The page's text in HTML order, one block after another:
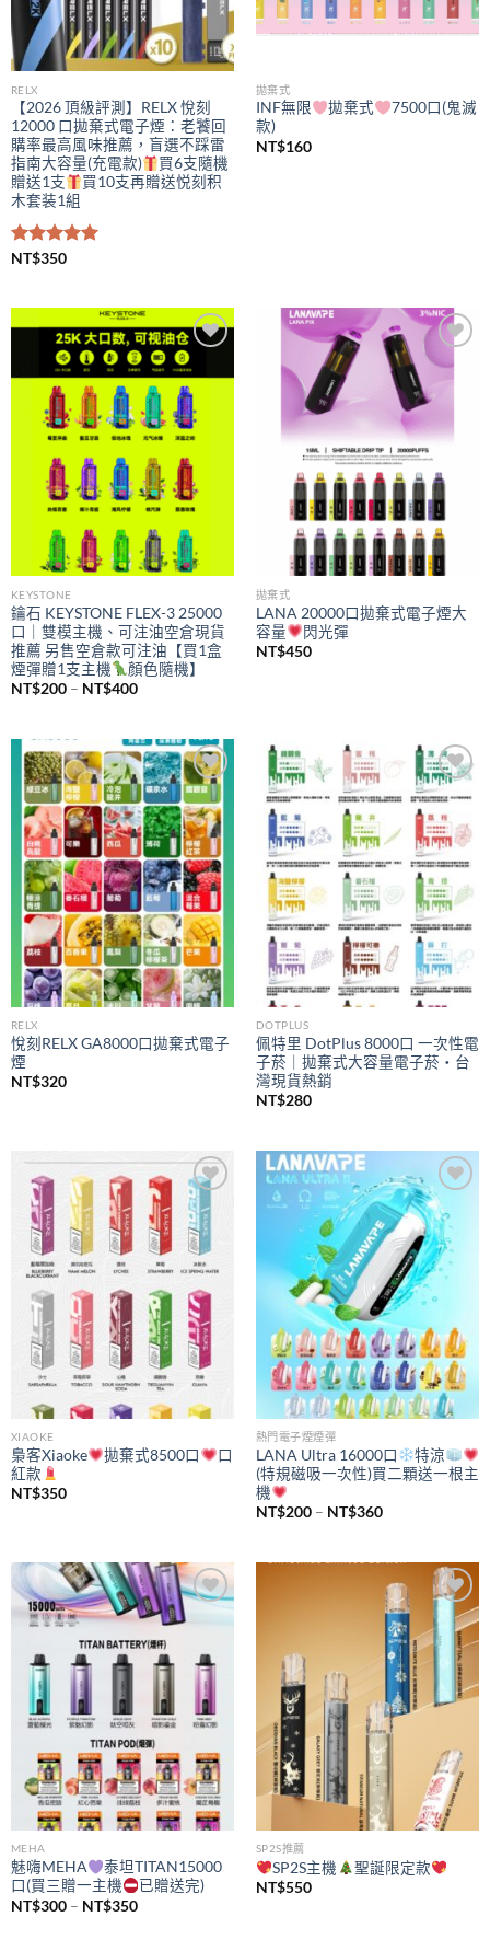
RELX
【2026 頂級評測】RELX 悅刻
12000 口拋棄式電子煙：老饕回
購率最高風味推薦，盲選不踩雷
指南大容量(充電款)
買6支隨機
贈送1支
買10支再贈送悦刻积
木套装1組
評分5.00
NT$350
拋棄式
INF無限 拋棄式
7500口(鬼滅
款)
NT$160
Add to
wishlist
KEYSTONE
鑰石 KEYSTONE FLEX-3 25000
口｜雙模主機、可注油空倉現貨
推薦 另售空倉款可注油【買1盒
煙彈贈1支主機
顏色隨機】
NT$200 – NT$400價
NT$200
到
NT$400
Add to
wishlist
拋棄式
LANA 20000口拋棄式電子煙大
容量
閃光彈
NT$450
Add to
wishlist
RELX
悅刻RELX GA8000口拋棄式電子
煙
NT$320
Add to
DOTPLUS
佩特里 DotPlus 8000口 一次性電
子菸｜拋棄式大容量電子菸・台
灣現貨熱銷
NT$280
Add to
wishlist
XIAOKE
梟客Xiaoke 拋棄式8500口
口
紅款
NT$350
Add to
wishlist
熱門電子煙煙彈
LANA Ultra 16000口
特涼
(特規磁吸一次性)買二顆送一根主
機
NT$200 – NT$360價
NT$200
到
NT$360
Add to
MEHA
魅嗨MEHA
泰坦TITAN15000
口(買三贈一主機
已贈送完)
NT$300 – NT$350價
Add to
wishlist
SP2S推薦
SP2S主機
聖誕限定款
NT$550